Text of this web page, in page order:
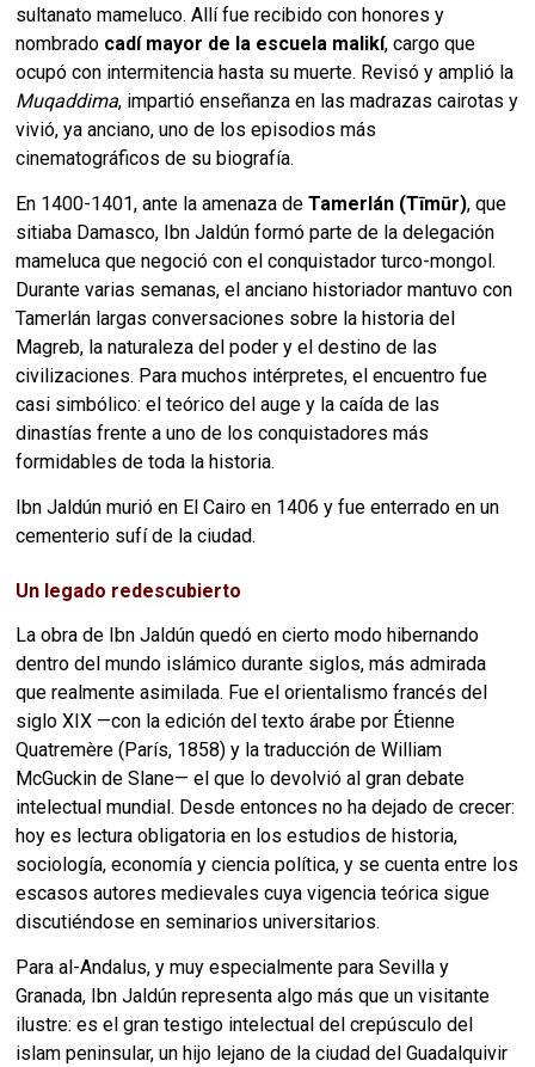
sultanato mameluco. Allí fue recibido con honores y
nombrado cadí mayor de la escuela malikí, cargo que
ocupó con intermitencia hasta su muerte. Revisó y amplió la
Muqaddima, impartió enseñanza en las madrazas cairotas y
vivió, ya anciano, uno de los episodios más
cinematográficos de su biografía.
En 1400-1401, ante la amenaza deTamerlán (Tīmūr), que
sitiaba Damasco, Ibn Jaldún formó parte de la delegación
mameluca que negoció con el conquistador turco-mongol.
Durante varias semanas, el anciano historiador mantuvo con
Tamerlán largas conversaciones sobre la historia del
Magreb, la naturaleza del poder y el destino de las
civilizaciones. Para muchos intérpretes, el encuentro fue
casi simbólico: el teórico del auge y la caída de las
dinastías frente a uno de los conquistadores más
formidables de toda la historia.
Ibn Jaldún murió en El Cairo en 1406 y fue enterrado en un
cementerio sufí de la ciudad.
Un legado redescubierto
La obra de Ibn Jaldún quedó en cierto modo hibernando
dentro del mundo islámico durante siglos, más admirada
que realmente asimilada. Fue el orientalismo francés del
siglo XIX —con la edición del texto árabe por Étienne
Quatremère (París, 1858) y la traducción de William
McGuckin de Slane— el que lo devolvió al gran debate
intelectual mundial. Desde entonces no ha dejado de crecer:
hoy es lectura obligatoria en los estudios de historia,
sociología, economía y ciencia política, y se cuenta entre los
escasos autores medievales cuya vigencia teórica sigue
discutiéndose en seminarios universitarios.
Para al-Andalus, y muy especialmente para Sevilla y
Granada, Ibn Jaldún representa algo más que un visitante
ilustre: es el gran testigo intelectual del crepúsculo del
islam peninsular, un hijo lejano de la ciudad del Guadalquivir